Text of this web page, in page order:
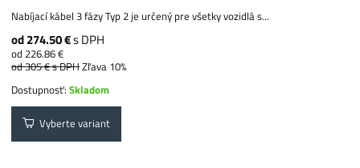
Nabíjací kábel 3 fázy Typ 2 je určený pre všetky vozidlá s...
od 274.50 €s DPH
od 226.86 €
od 305 €s DPHZľava 10%
Dostupnosť:Skladom
Vyberte variant